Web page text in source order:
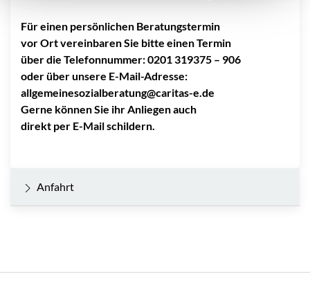
Für einen persönlichen Beratungstermin
vor Ort vereinbaren Sie bitte einen Termin
über die Telefonnummer: 0201 319375 – 906
oder über unsere E-Mail-Adresse:
allgemeinesozialberatung@caritas-e.de
Gerne können Sie ihr Anliegen auch
direkt per E-Mail schildern.
Anfahrt